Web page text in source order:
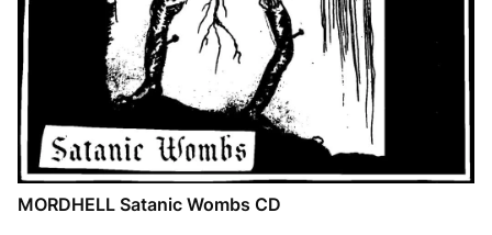
MORDHELL Satanic Wombs CD